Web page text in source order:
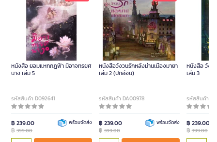
หนังสือ ยอมแหกกฎฟ้า มิอาจทรยศ
นาง เล่ม 5
รหัสสินค้า D092641
฿ 239.00
฿ 399.00
พร้อมจัดส่ง
หนังสือวังวนรักหลังม่านเมืองมายา
เล่ม 2 (ปกอ่อน)
รหัสสินค้า DA00978
฿ 239.00
฿ 399.00
พร้อมจัดส่ง
หนังสือ วังว
เล่ม 3
รหัสสินค้า
฿ 239.00
฿399.00